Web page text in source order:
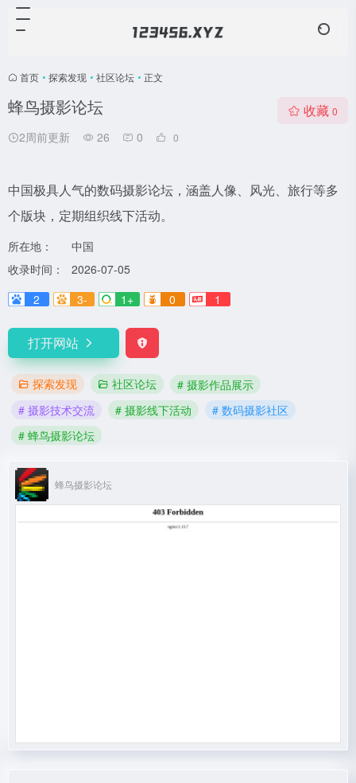
首页 • 探索发现 • 社区论坛 • 正文
蜂鸟摄影论坛
2周前更新 26 0 0
收藏 0
中国极具人气的数码摄影论坛，涵盖人像、风光、旅行等多
个版块，定期组织线下活动。
所在地：
中国
收录时间：
2026-07-05
2
3- 1+ 0 1
打开网站
探索发现 社区论坛
# 摄影作品展示
# 摄影技术交流
# 摄影线下活动
# 数码摄影社区
# 蜂鸟摄影论坛
蜂鸟摄影论坛